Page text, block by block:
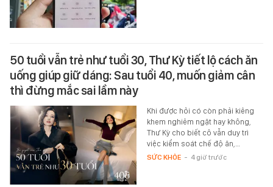
50 tuổi vẫn trẻ như tuổi 30, Thư Kỳ tiết lộ cách ăn
uống giúp giữ dáng: Sau tuổi 40, muốn giảm cân
thì đừng mắc sai lầm này
Khi được hỏi có còn phải kiêng
khem nghiêm ngặt hay không,
Thư Kỳ cho biết cô vẫn duy trì
việc kiểm soát chế độ ăn,…
SỨC KHỎE - 4 giờ trước